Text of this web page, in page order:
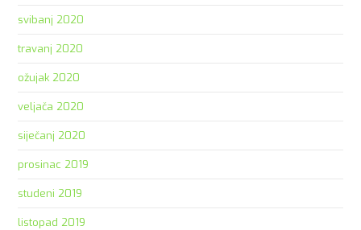
svibanj 2020
travanj 2020
ožujak 2020
veljača 2020
siječanj 2020
prosinac 2019
studeni 2019
listopad 2019